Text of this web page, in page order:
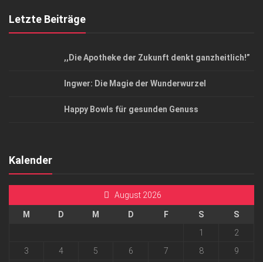
Letzte Beiträge
,,Die Apotheke der Zukunft denkt ganzheitlich!”
Ingwer: Die Magie der Wunderwurzel
Happy Bowls für gesunden Genuss
Kalender
August 2026
M D M D F S
S
1
2
3
4 5 6 7 8 9